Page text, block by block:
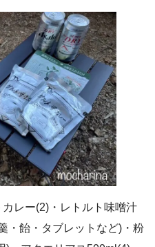
レー(2)・レトルト味噌汁
・飴・タブレットなど)・粉